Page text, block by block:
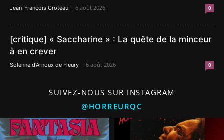
Jean-François Croteau - 6 août 2026 0
[critique] « Saccharine » : La quête de la minceur
à en crever
Solenne d'Arnoux de Fleury - 6 août 2026 0
SUIVEZ-NOUS SUR INSTAGRAM
@HORREURQC